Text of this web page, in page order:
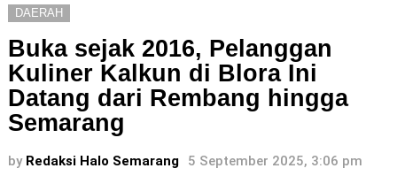
DAERAH
Buka sejak 2016, Pelanggan
Kuliner Kalkun di Blora Ini
Datang dari Rembang hingga
Semarang
by Redaksi Halo Semarang 5 September 2025, 3:06 pm